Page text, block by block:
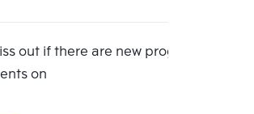
out if there are new program
on